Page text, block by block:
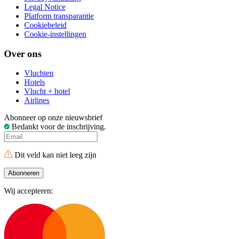
Legal Notice
Platform transparantie
Cookiebeleid
Cookie-instellingen
Over ons
Vluchten
Hotels
Vlucht + hotel
Airlines
Abonneer op onze nieuwsbrief
Bedankt voor de inschrijving.
Dit veld kan niet leeg zijn
Abonneren
Wij accepteren: